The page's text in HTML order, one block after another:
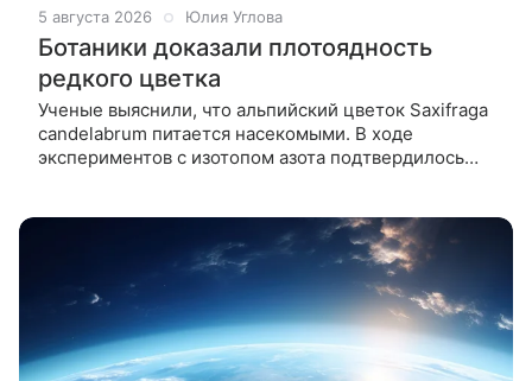
5 августа 2026 Юлия Углова
Ботаники доказали плотоядность
редкого цветка
Ученые выяснили, что альпийский цветок Saxifraga
candelabrum питается насекомыми. В ходе
экспериментов с изотопом азота подтвердилось